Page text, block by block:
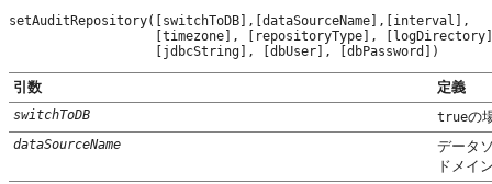
setAuditRepository([switchToDB],[dataSourceName],[interval],
[timezone], [repositoryType],
                   [jdbcString], [dbUser], [dbPassword])
引数 定義
switchToDB trueの
dataSourceName
データ
ドメイ